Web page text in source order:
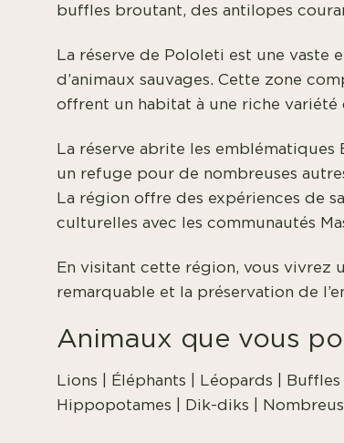
buffles broutant, des antilopes
La réserve de Pololeti est une
d’animaux sauvages. Cette zone
offrent un habitat à une riche variété
La réserve abrite les emblématiques
un refuge pour de nombreuses
La région offre des expériences de
culturelles avec les communautés
En visitant cette région, vous vivrez
remarquable et la préservation de
Animaux que vous
Lions | Éléphants | Léopards |
Hippopotames | Dik-diks |